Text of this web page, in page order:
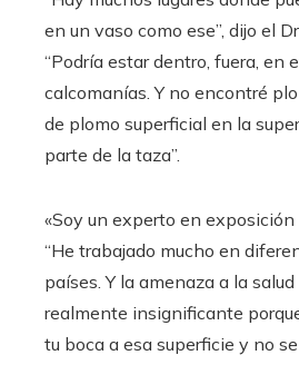
en un vaso como ese”, dijo el
“Podría estar dentro, fuera, en
calcomanías. Y no encontré
de plomo superficial en la
parte de la taza”.
«Soy un experto en exposición
“He trabajado mucho en
países. Y la amenaza a la
realmente insignificante
tu boca a esa superficie y no